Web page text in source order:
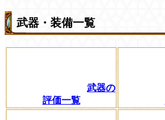
武器・装備一覧
武器の
評価一覧